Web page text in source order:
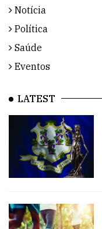
Notícia
Política
Saúde
Eventos
LATEST